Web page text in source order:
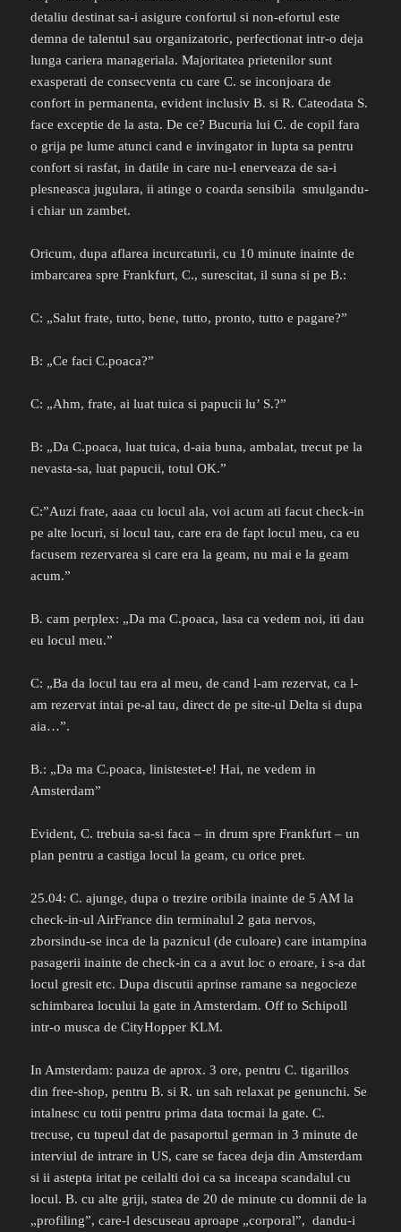
detaliu destinat sa-i asigure confortul si non-efortul este
demna de talentul sau organizatoric, perfectionat intr-o deja
lunga cariera manageriala. Majoritatea prietenilor sunt
exasperati de consecventa cu care C. se inconjoara de
confort in permanenta, evident inclusiv B. si R. Cateodata S.
face exceptie de la asta. De ce? Bucuria lui C. de copil fara
o grija pe lume atunci cand e invingator in lupta sa pentru
confort si rasfat, in datile in care nu-l enerveaza de sa-i
plesneasca jugulara, ii atinge o coarda sensibila smulgandu-
i chiar un zambet.
Oricum, dupa aflarea incurcaturii, cu 10 minute inainte de
imbarcarea spre Frankfurt, C., surescitat, il suna si pe B.:
C: „Salut frate, tutto, bene, tutto, pronto, tutto e pagare?”
B: „Ce faci C.poaca?”
C: „Ahm, frate, ai luat tuica si papucii lu’ S.?”
B: „Da C.poaca, luat tuica, d-aia buna, ambalat, trecut pe la
nevasta-sa, luat papucii, totul OK.”
C:”Auzi frate, aaaa cu locul ala, voi acum ati facut check-in
pe alte locuri, si locul tau, care era de fapt locul meu, ca eu
facusem rezervarea si care era la geam, nu mai e la geam
acum.”
B. cam perplex: „Da ma C.poaca, lasa ca vedem noi, iti dau
eu locul meu.”
C: „Ba da locul tau era al meu, de cand l-am rezervat, ca l-
am rezervat intai pe-al tau, direct de pe site-ul Delta si dupa
aia…”.
B.: „Da ma C.poaca, linistestet-e! Hai, ne vedem in
Amsterdam”
Evident, C. trebuia sa-si faca – in drum spre Frankfurt – un
plan pentru a castiga locul la geam, cu orice pret.
25.04: C. ajunge, dupa o trezire oribila inainte de 5 AM la
check-in-ul AirFrance din terminalul 2 gata nervos,
zborsindu-se inca de la paznicul (de culoare) care intampina
pasagerii inainte de check-in ca a avut loc o eroare, i s-a dat
locul gresit etc. Dupa discutii aprinse ramane sa negocieze
schimbarea locului la gate in Amsterdam. Off to Schipoll
intr-o musca de CityHopper KLM.
In Amsterdam: pauza de aprox. 3 ore, pentru C. tigarillos
din free-shop, pentru B. si R. un sah relaxat pe genunchi. Se
intalnesc cu totii pentru prima data tocmai la gate. C.
trecuse, cu tupeul dat de pasaportul german in 3 minute de
interviul de intrare in US, care se facea deja din Amsterdam
si ii astepta iritat pe ceilalti doi ca sa inceapa scandalul cu
locul. B. cu alte griji, statea de 20 de minute cu domnii de la
„profiling”, care-l descuseau aproape „corporal”, dandu-i